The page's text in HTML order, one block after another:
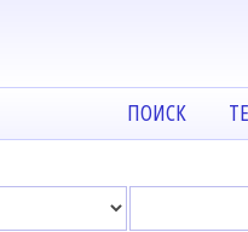
ПОИСК